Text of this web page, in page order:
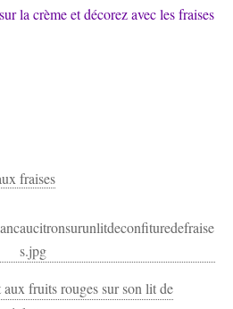
la crème et décorez avec les fraises
fraises
fruits rouges sur son lit de